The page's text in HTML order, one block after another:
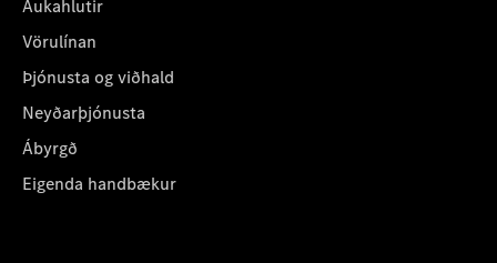
Aukahlutir
Vörulínan
Þjónusta og viðhald
Neyðarþjónusta
Ábyrgð
Eigenda handbækur